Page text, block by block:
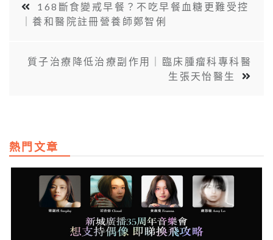
168斷食變戒早餐？不吃早餐血糖更難受控
｜養和醫院註冊營養師鄭智俐
質子治療降低治療副作用｜臨床腫瘤科專科醫
生張天怡醫生
熱門文章